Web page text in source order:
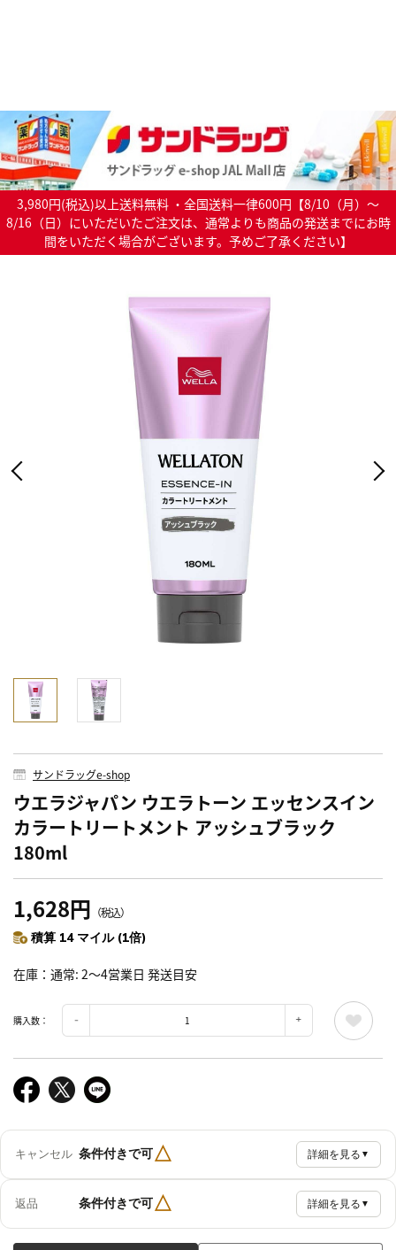
3,980円(税込)以上送料無料 ・全国送料一律600円【8/10（月）～
8/16（日）にいただいたご注文は、通常よりも商品の発送までにお時
間をいただく場合がございます。予めご了承ください】
サンドラッグe-shop
ウエラジャパン ウエラトーン エッセンスイン
カラートリートメント アッシュブラック
180ml
1,628円 （税込）
積算 14 マイル (1倍)
在庫 通常: 2～4営業日 発送目安
購入数：
キャンセル 条件付きで可△ 詳細を見る ▼
返品 条件付きで可△ 詳細を見る ▼